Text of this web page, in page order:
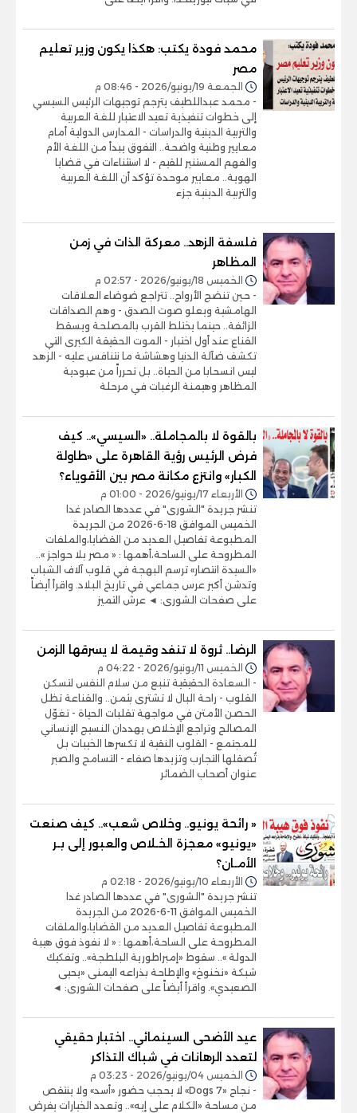
محمد فودة يكتب: هكذا يكون وزير تعليم
مصر
الجمعة 19/يونيو/2026 - 08:46 م
- محمد عبداللطيف يترجم توجيهات الرئيس السيسي
إلى خطوات تنفيذية تعيد الاعتبار للغة العربية
والتربية الدينية والدراسات - المدارس الدولية أمام
معايير وطنية واضحة.. التفوق يبدأ من اللغة الأم
والفهم المستنير للقيم - لا استثناءات في قضايا
الهوية.. معايير موحدة تؤكد أن اللغة العربية
والتربية الدينية جزء
فلسفة الزهد.. معركة الذات في زمن
المظاهر
الخميس 18/يونيو/2026 - 02:57 م
- حين تنضج الأرواح.. تتراجع ضوضاء العلاقات
الهامشية ويعلو صوت الصدق - وهم الصداقات
الزائفة.. حينما يختلط القرب بالمصلحة ويسقط
القناع عند أول اختبار - الموت الحقيقة الكبرى التي
تكشف ضآلة الدنيا وهشاشة ما نتنافس عليه - الزهد
ليس انسحابا من الحياة.. بل تحرراً من عبودية
المظاهر وهيمنة الرغبات في مرحلة
بالقوة لا بالمجاملة.. «السيسي».. كيف
فرض الرئيس رؤية القاهرة على «طاولة
الكبار» وانتزع مكانة مصر بين الأقوياء؟
الأربعاء 17/يونيو/2026 - 01:00 م
تنشر جريدة "الشورى" في عددها الصادر غدا
الخميس الموافق 18-6-2026 من الجريدة
المطبوعة تفاصيل العديد من القضايا،والملفات
المطروحة على الساحة،أهمها : « مصر بلا حواجز »..
«السيدة انتصار» ترسم البهجة في قلوب آلاف الشباب
وتدشن أكبر عرس جماعي في تاريخ البلاد. واقرأ أيضاً
على صفحات الشورى: ◄ عرش التميز
الرضا.. ثروة لا تنفد وقيمة لا يسرقها الزمن
الخميس 11/يونيو/2026 - 04:22 م
- السعادة الحقيقية تنبع من سلام النفس لتسكن
القلوب - راحة البال لا تشترى بثمن.. والقناعة تظل
الحصن الأمتن في مواجهة تقلبات الحياة - تغوّل
المصالح وتراجع الإخلاص يهددان النسيج الإنساني
للمجتمع - القلوب النقية لا تكسرها الخيبات بل
تُصقلها التجارب وتزيدها صفاء - التسامح والصبر
عنوان أصحاب الضمائر
« رائحة يونيو.. وخلاص شعب».. كيف صنعت
«يونيو» معجزة الخـلاص والعبور إلى بـر
الأمـان؟
الأربعاء 10/يونيو/2026 - 02:18 م
تنشر جريدة "الشورى" في عددها الصادر غدا
الخميس الموافق 11-6-2026 من الجريدة
المطبوعة تفاصيل العديد من القضايا،والملفات
المطروحة على الساحة،أهمها : « لا نفوذ فوق هيبة
الدولة ».. سقوط «إمبراطورية البلطجة».. وتفكيك
شبكة «نخنوخ» والإطاحة بذراعه اليمنى «يحيى
الصعيدي». واقرأ أيضاً على صفحات الشورى: ◄
عيد الأضحى السينمائي.. اختبار حقيقي
لتعدد الرهانات في شباك التذاكر
الخميس 04/يونيو/2026 - 03:23 م
- نجاح «7 Dogs» لا يحجب حضور «أسد» ولا ينتقص
من مساحة «الكلام على إيه».. وتعدد الخيارات يفرض